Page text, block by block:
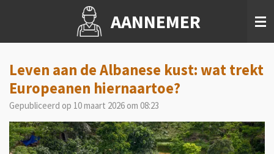
hoofdinhoud
AANNEMER
Leven aan de Albanese kust: wat trekt
Europeanen hiernaartoe?
Gepubliceerd op 10 maart 2026 om 08:23